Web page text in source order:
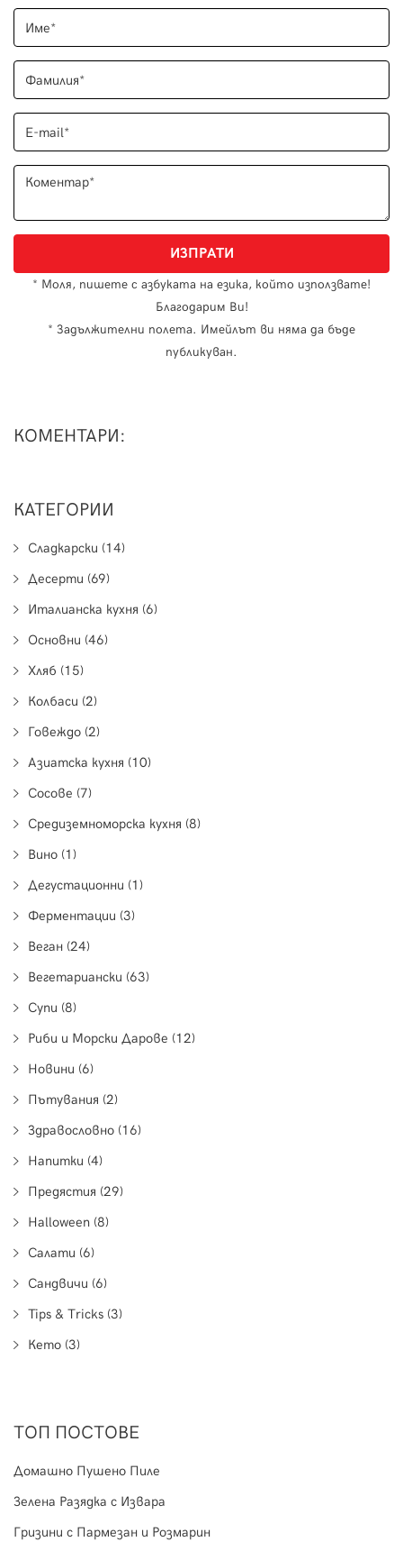
* Моля, пишете с азбуката на езика, който използвате!
Благодарим Ви!
* Задължителни полета. Имейлът ви няма да бъде
публикуван.
КОМЕНТАРИ:
КАТЕГОРИИ
Сладкарски (14)
Десерти (69)
Италианска кухня (6)
Основни (46)
Хляб (15)
Колбаси (2)
Говеждо (2)
Азиатска кухня (10)
Сосове (7)
Средиземноморска кухня (8)
Вино (1)
Дегустационни (1)
Ферментации (3)
Веган (24)
Вегетариански (63)
Супи (8)
Риби и Морски Дарове (12)
Новини (6)
Пътувания (2)
Здравословно (16)
Напитки (4)
Предястия (29)
Halloween (8)
Салати (6)
Сандвичи (6)
Tips & Tricks (3)
Кето (3)
ТОП ПОСТОВЕ
Домашно Пушено Пиле
Зелена Разядка с Извара
Гризини с Пармезан и Розмарин